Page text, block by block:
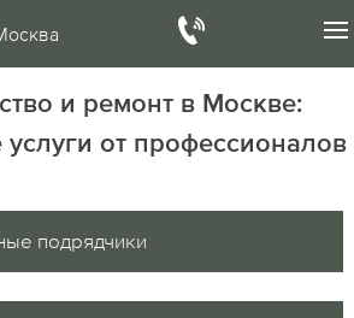
и ремонт в Москве:
услуги от профессионалов
подрядчики